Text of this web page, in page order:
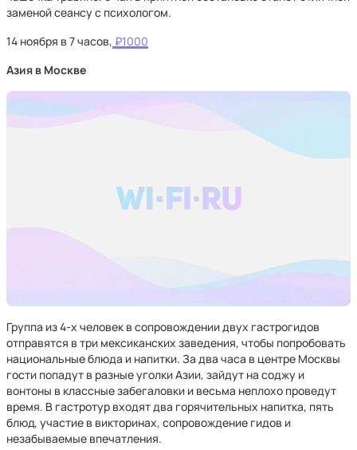
заменой сеансу с психологом.
14 ноября в 7 часов, ₽1000
Азия в Москве
Группа из 4-х человек в сопровождении двух гастрогидов
отправятся в три мексиканских заведения, чтобы попробовать
национальные блюда и напитки. За два часа в центре Москвы
гости попадут в разные уголки Азии, зайдут на соджу и
вонтоны в классные забегаловки и весьма неплохо проведут
время. В гастротур входят два горячительных напитка, пять
блюд, участие в викторинах, сопровождение гидов и
незабываемые впечатления.